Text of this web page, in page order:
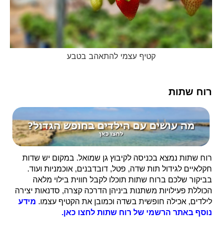
קטיף עצמי להתאהב בטבע
רוח שתות
רוח שתות נמצא בכניסה לקיבוץ גן שמואל. במקום יש שדות
חקלאיים לגידול תות שדה, פטל, דובדבנים, אוכמניות ועוד.
בביקור שלכם ברוח שתות תוכלו לקבל חווית בילוי מלאה
הכוללת פעילויות משתנות ביניהן הדרכה קצרה, סדנאות יצירה
לילדים, אכילה חופשית בשדה וכמובן את הקטיף עצמו. מידע
נוסף באתר הרשמי של רוח שתות לחצו כאן.